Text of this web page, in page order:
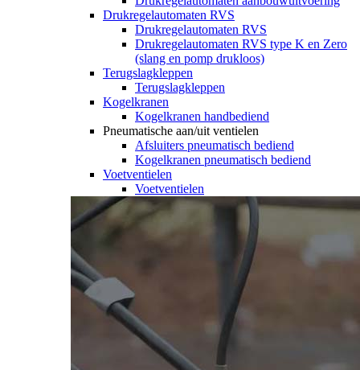
Drukregelautomaten RVS
Drukregelautomaten RVS
Drukregelautomaten RVS type K en Zero
(slang en pomp drukloos)
Terugslagkleppen
Terugslagkleppen
Kogelkranen
Kogelkranen handbediend
Pneumatische aan/uit ventielen
Afsluiters pneumatisch bediend
Kogelkranen pneumatisch bediend
Voetventielen
Voetventielen